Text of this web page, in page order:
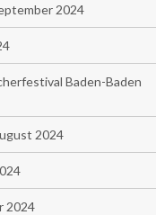
2024
Baden-Baden
2024
2024